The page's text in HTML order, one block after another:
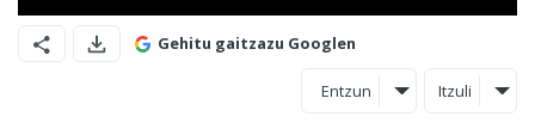
Gehitu gaitzazu Googlen
Entzun Itzuli